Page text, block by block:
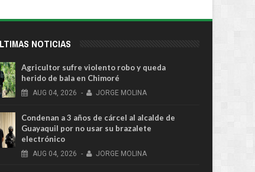
NOTICIAS
Agricultor sufre violento robo y queda
herido de bala en Chimoré
AUG 04, 2026 - JORGE MOLINA
Condenan a 3 años de cárcel al alcalde de
Guayaquil por no usar su brazalete
electrónico
AUG 04, 2026 - JORGE MOLINA